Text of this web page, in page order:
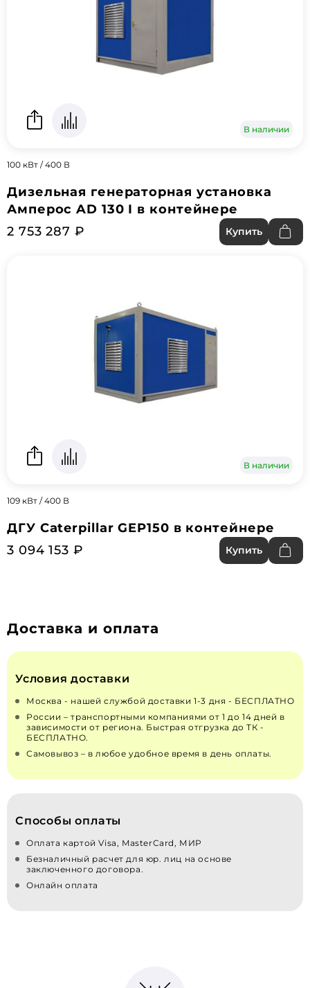
В наличии
100 кВт / 400 В
Дизельная генераторная установка
Амперос AD 130 I в контейнере
2 753 287 ₽
Купить
В наличии
109 кВт / 400 В
ДГУ Caterpillar GEP150 в контейнере
3 094 153 ₽
Купить
Доставка и оплата
Условия доставки
Москва - нашей службой доставки 1-3 дня - БЕСПЛАТНО
России – транспортными компаниями от 1 до 14 дней в
зависимости от региона. Быстрая отгрузка до ТК -
БЕСПЛАТНО.
Самовывоз – в любое удобное время в день оплаты.
Способы оплаты
Оплата картой Visa, MasterCard, МИР
Безналичный расчет для юр. лиц на основе
заключенного договора.
Онлайн оплата